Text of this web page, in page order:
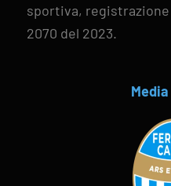
sportiva, registrazione
2070 del 2023.